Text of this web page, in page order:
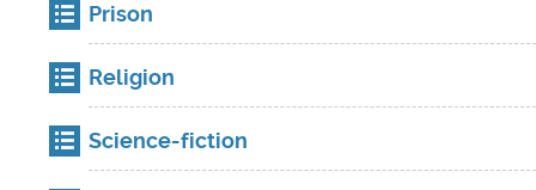
Prison
Religion
Science-fiction